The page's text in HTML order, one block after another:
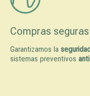
Compras seguras
Garantizamos la
sistemas preventivos